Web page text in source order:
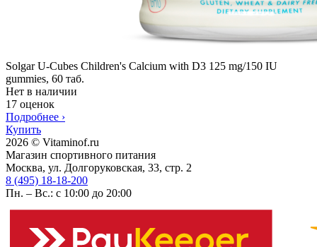
Solgar U-Cubes Children's Calcium with D3 125 mg/150 IU
gummies, 60 таб.
Нет в наличии
17 оценок
Подробнее ›
Купить
2026 © Vitaminof.ru
Магазин спортивного питания
Москва, ул. Долгоруковская, 33, стр. 2
8 (495) 18-18-200
Пн. – Вс.: с 10:00 до 20:00